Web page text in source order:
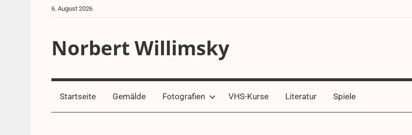
6. August 2026
Norbert Willimsky
Startseite Gemälde Fotografien VHS-Kurse Literatur Spiele